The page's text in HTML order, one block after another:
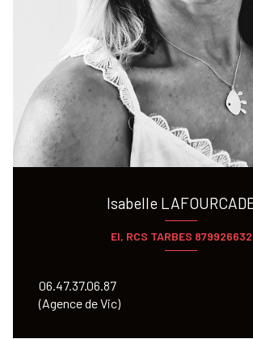
Isabelle
EI, RCS TARBES 879926632
06.47.37.06.87
(Agence de Vic)